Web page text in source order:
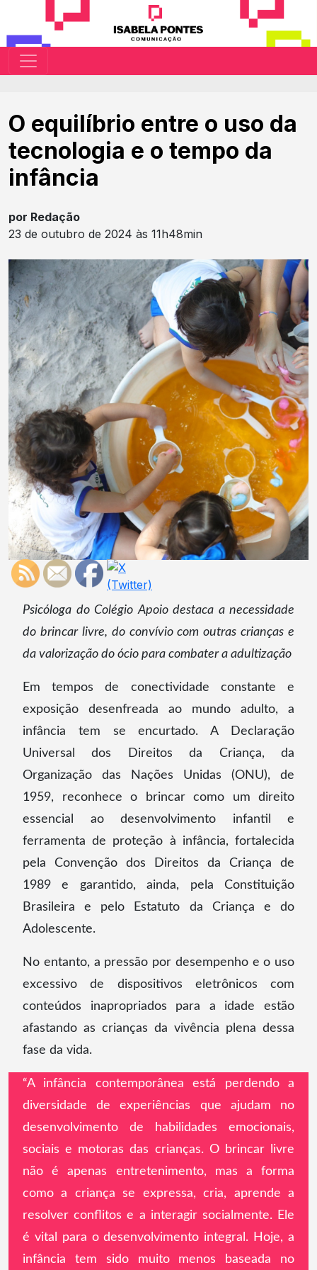
O equilíbrio entre o uso da
tecnologia e o tempo da
infância
por Redação
23 de outubro de 2024 às 11h48min
Psicóloga do Colégio Apoio destaca a necessidade
do brincar livre, do convívio com outras crianças e
da valorização do ócio para combater a adultização
Em tempos de conectividade constante e
exposição desenfreada ao mundo adulto, a
infância tem se encurtado. A Declaração
Universal dos Direitos da Criança, da
Organização das Nações Unidas (ONU), de
1959, reconhece o brincar como um direito
essencial ao desenvolvimento infantil e
ferramenta de proteção à infância, fortalecida
pela Convenção dos Direitos da Criança de
1989 e garantido, ainda, pela Constituição
Brasileira e pelo Estatuto da Criança e do
Adolescente.
No entanto, a pressão por desempenho e o uso
excessivo de dispositivos eletrônicos com
conteúdos inapropriados para a idade estão
afastando as crianças da vivência plena dessa
fase da vida.
“A infância contemporânea está perdendo a
diversidade de experiências que ajudam no
desenvolvimento de habilidades emocionais,
sociais e motoras das crianças. O brincar livre
não é apenas entretenimento, mas a forma
como a criança se expressa, cria, aprende a
resolver conflitos e a interagir socialmente. Ele
é vital para o desenvolvimento integral. Hoje, a
infância tem sido muito menos baseada no